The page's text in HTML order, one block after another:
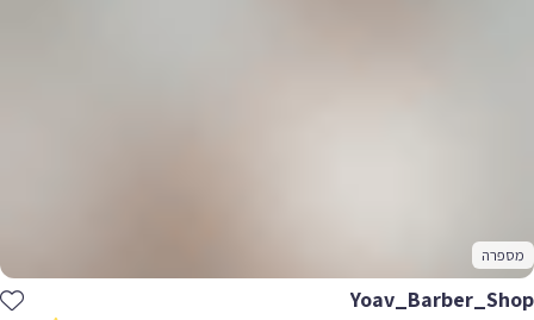
מספרה
Yoav_Barber_Shop